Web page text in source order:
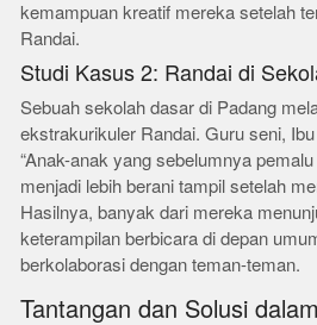
kemampuan kreatif mereka setelah
Randai.
Studi Kasus 2: Randai di
Sebuah sekolah dasar di Padang
ekstrakurikuler Randai. Guru seni,
“Anak-anak yang sebelumnya
menjadi lebih berani tampil setelah
Hasilnya, banyak dari mereka
keterampilan berbicara di depan
berkolaborasi dengan teman-teman.
Tantangan dan Solusi dalam